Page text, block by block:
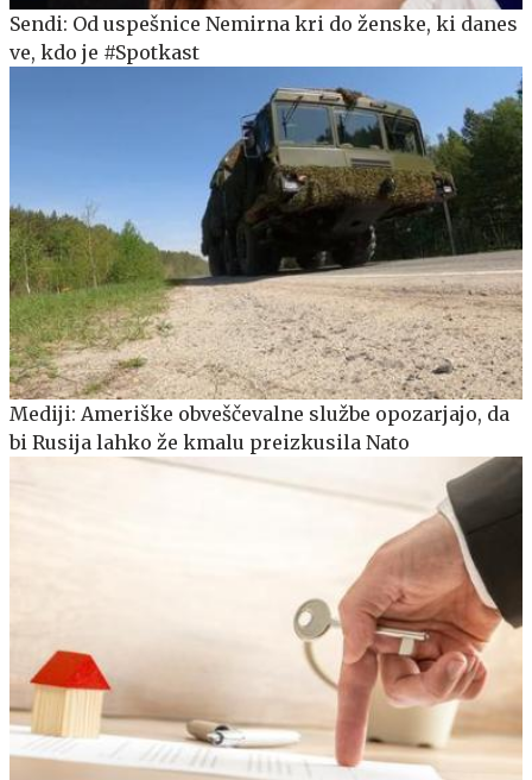
Sendi: Od uspešnice Nemirna kri do ženske, ki danes
ve, kdo je #Spotkast
Mediji: Ameriške obveščevalne službe opozarjajo, da
bi Rusija lahko že kmalu preizkusila Nato